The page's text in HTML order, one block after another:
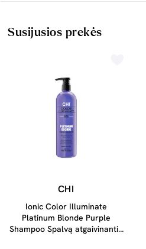
Susijusios prekės
CHI
Ionic Color Illuminate
Platinum Blonde Purple
Shampoo Spalvą atgaivinantis